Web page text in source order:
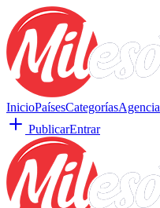
InicioPaísesCategoríasAgencia
PublicarEntrar